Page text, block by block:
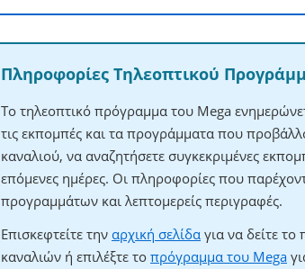
Πληροφορίες Τηλεοπτικού
Το τηλεοπτικό πρόγραμμα του Mega
τις εκπομπές και τα προγράμματα που
καναλιού, να αναζητήσετε συγκεκριμένες
επόμενες ημέρες. Οι πληροφορίες που
προγραμμάτων και λεπτομερείς περιγραφές.
Επισκεφτείτε την αρχική σελίδα για να δείτε
καναλιών ή επιλέξτε το πρόγραμμα του Mega